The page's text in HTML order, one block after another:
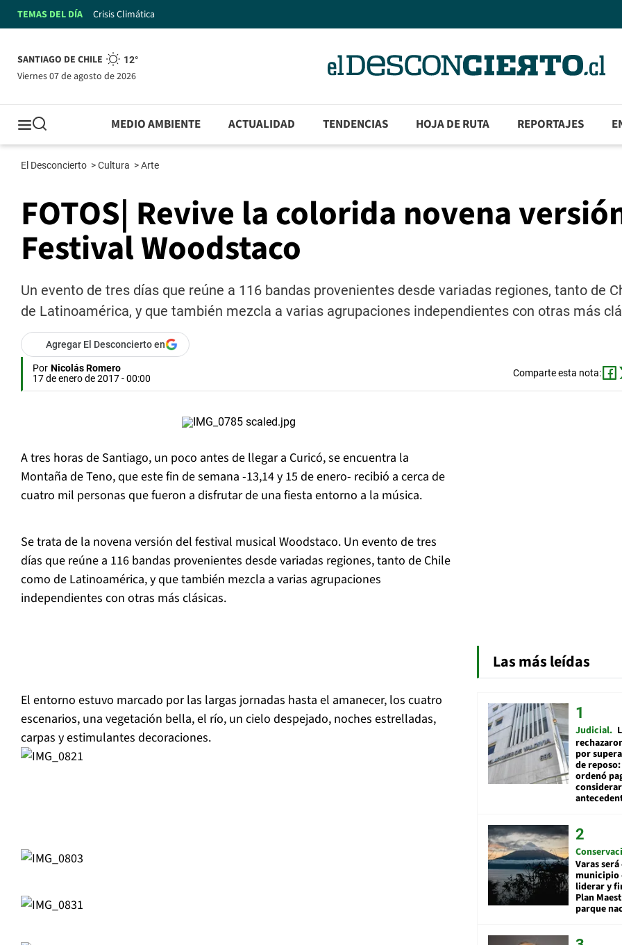
TEMAS DEL DÍA Crisis Climática
SANTIAGO DE CHILE 12°
viernes 07 de agosto de 2026
MEDIO AMBIENTE ACTUALIDAD TENDENCIAS HOJA DE RUTA REPORTAJES
El Desconcierto >Cultura >Arte
FOTOS| Revive la colorida novena
Festival Woodstaco
Un evento de tres días que reúne a 116 bandas provenientes desde variadas regiones, tanto de
de Latinoamérica, y que también mezcla a varias agrupaciones independientes con otras más
Agregar El Desconcierto en
Por Nicolás Romero
17 de enero de 2017 - 00:00
Comparte esta nota:
A tres horas de Santiago, un poco antes de llegar a Curicó, se encuentra la
Montaña de Teno, que este fin de semana -13,14 y 15 de enero- recibió a cerca de
cuatro mil personas que fueron a disfrutar de una fiesta entorno a la música.
Se trata de la novena versión del festival musical Woodstaco. Un evento de tres
días que reúne a 116 bandas provenientes desde variadas regiones, tanto de Chile
como de Latinoamérica, y que también mezcla a varias agrupaciones
independientes con otras más clásicas.
El entorno estuvo marcado por las largas jornadas hasta el amanecer, los cuatro
escenarios, una vegetación bella, el río, un cielo despejado, noches estrelladas,
carpas y estimulantes decoraciones.
Las más leídas
Judicial
por
de
ordenó
Varas
municipio
liderar y
Plan
parque